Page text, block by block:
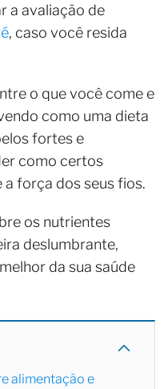
a avaliação de
, caso você resida
o que você come e
como uma dieta
fortes e
como certos
força dos seus fios.
os nutrientes
deslumbrante,
da sua saúde
alimentação e